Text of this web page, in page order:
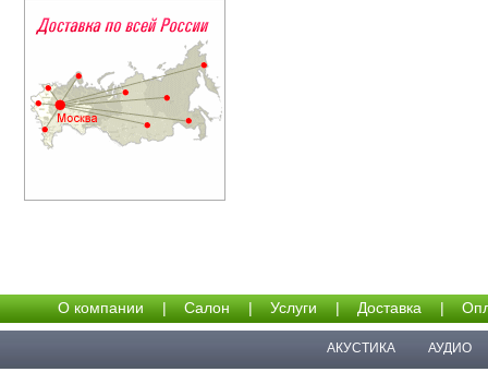
О компании | Салон | Услуги | Доставка |
АКУСТИКА АУДИО